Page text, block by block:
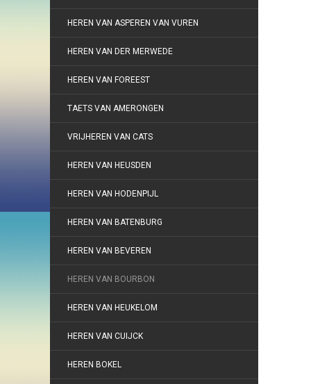
HEREN VAN ASPEREN VAN VUREN
HEREN VAN DER MERWEDE
HEREN VAN FOREEST
TAETS VAN AMERONGEN
VRIJHEREN VAN CATS
HEREN VAN HEUSDEN
HEREN VAN HODENPIJL
HEREN VAN BATENBURG
HEREN VAN BEVEREN
HEREN VAN BOURBON
HEREN VAN HEUKELOM
HEREN VAN CUIJCK
HEREN BOKEL